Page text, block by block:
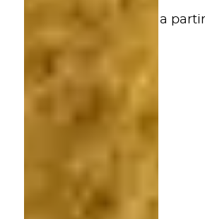
a